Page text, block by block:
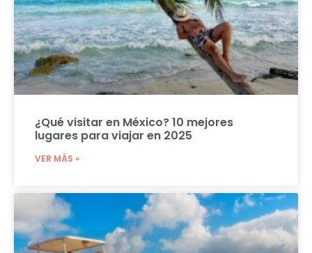
¿Qué visitar en México? 10 mejores
lugares para viajar en 2025
VER MÁS »